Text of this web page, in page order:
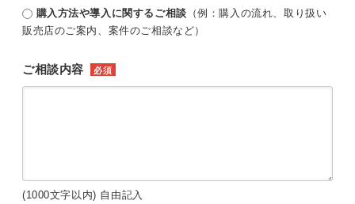
購入方法や導入に関するご相談 （例：購入の流れ、取り扱い
販売店のご案内、案件のご相談など）
ご相談内容 必須
(1000文字以内) 自由記入